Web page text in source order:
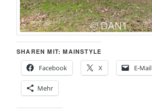
SHAREN MIT: MAINSTYLE
Facebook
X E-Mail
Mehr